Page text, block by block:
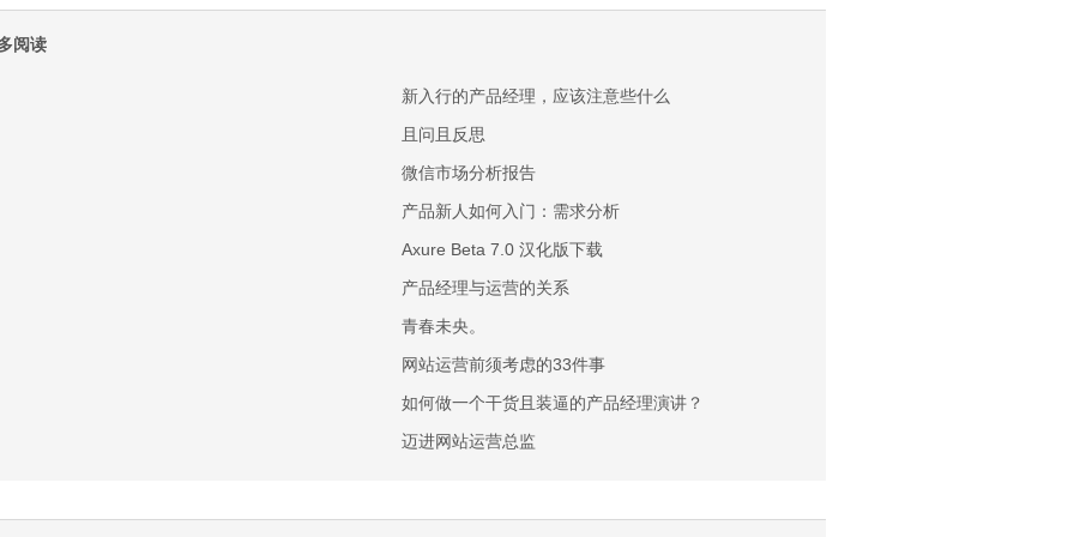
阅读
新入行的产品经理，应该注意些什么
且问且反思
微信市场分析报告
产品新人如何入门：需求分析
Axure Beta 7.0 汉化版下载
产品经理与运营的关系
青春未央。
网站运营前须考虑的33件事
如何做一个干货且装逼的产品经理演讲？
迈进网站运营总监